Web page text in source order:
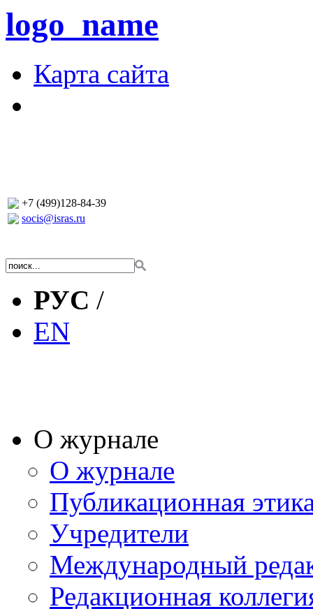
logo_name
Карта сайта
+7 (499)128-84-39
socis@isras.ru
РУС /
EN
О журнале
О журнале
Публикационная
Учредители
Международный
Редакционная